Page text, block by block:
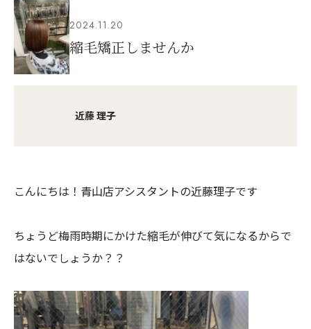
2024.11.20
縮毛矯正しませんか
近藤 理子
こんにちは！青山店アシスタントの近藤理子です
ちょうど梅雨時期にかけた縮毛が伸びて気になるからで
はないでしょうか？？